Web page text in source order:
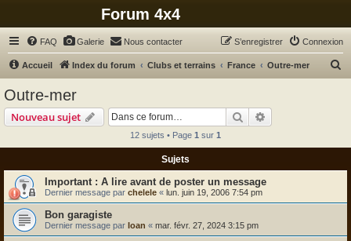
Forum 4x4
FAQ Galerie Nous contacter Connexion
S’enregistrer
Accueil Index du forum Clubs et terrains France Outre-mer
r
Outre-mer
Nouveau sujet Rechercher
12 sujets • Page 1 sur 1
Sujets
A lire avant de poster un message
Dernier message par chelele « lun. juin 19, 2006 7:54 pm
Bon garagiste
Dernier message par Ioan « mar. févr. 27, 2024 3:15 pm